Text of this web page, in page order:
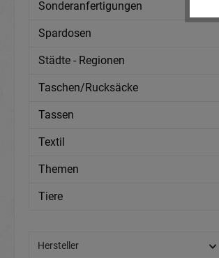
Sonderanfertigungen
Spardosen
Städte - Regionen
Taschen/Rucksäcke
Tassen
Textil
Themen
Tiere
Hersteller